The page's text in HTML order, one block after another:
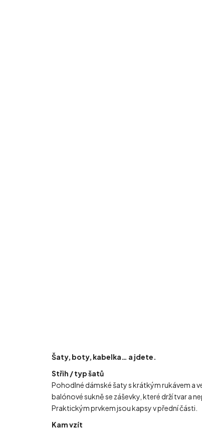
Šaty, boty, kabelka… a jdete.
Střih / typ šatů
Pohodlné dámské šaty s krátkým rukávem a
balónové sukně se záševky, které drží tvar a
Praktickým prvkem jsou kapsy v přední části.
Kam vzít